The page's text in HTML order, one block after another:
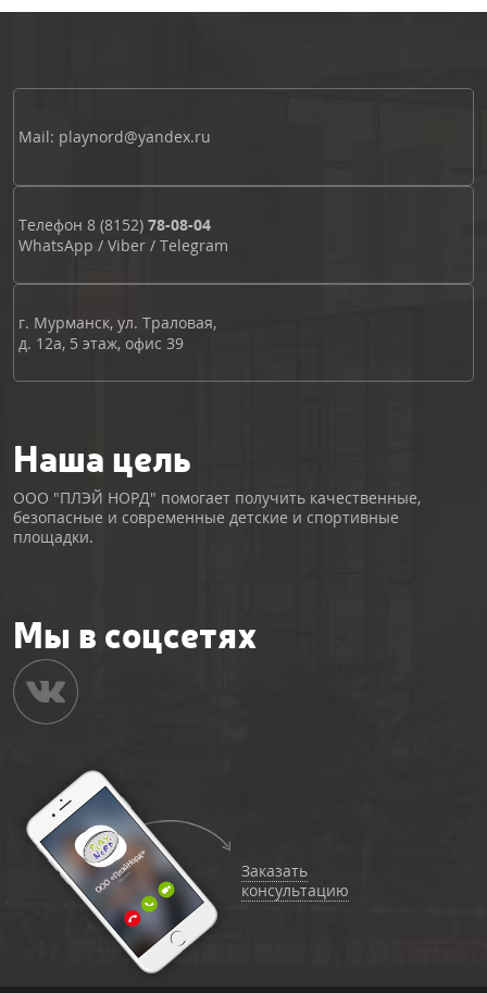
Mail: playnord@yandex.ru
Телефон 8 (8152) 78-08-04
WhatsApp / Viber / Telegram
г. Мурманск, ул. Траловая,
д. 12а, 5 этаж, офис 39
Наша цель
ООО "ПЛЭЙ НОРД" помогает получить качественные,
безопасные и современные детские и спортивные
площадки.
Мы в соцсетях
Заказать
консультацию